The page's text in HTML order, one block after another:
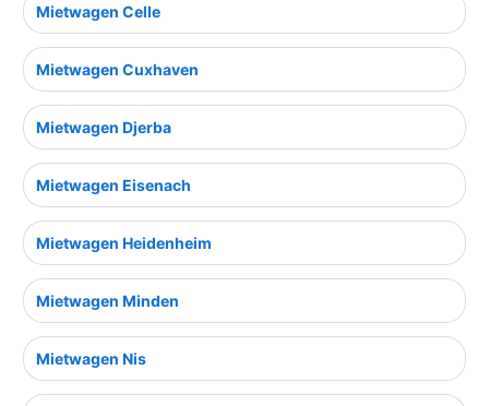
Mietwagen Celle
Mietwagen Cuxhaven
Mietwagen Djerba
Mietwagen Eisenach
Mietwagen Heidenheim
Mietwagen Minden
Mietwagen Nis